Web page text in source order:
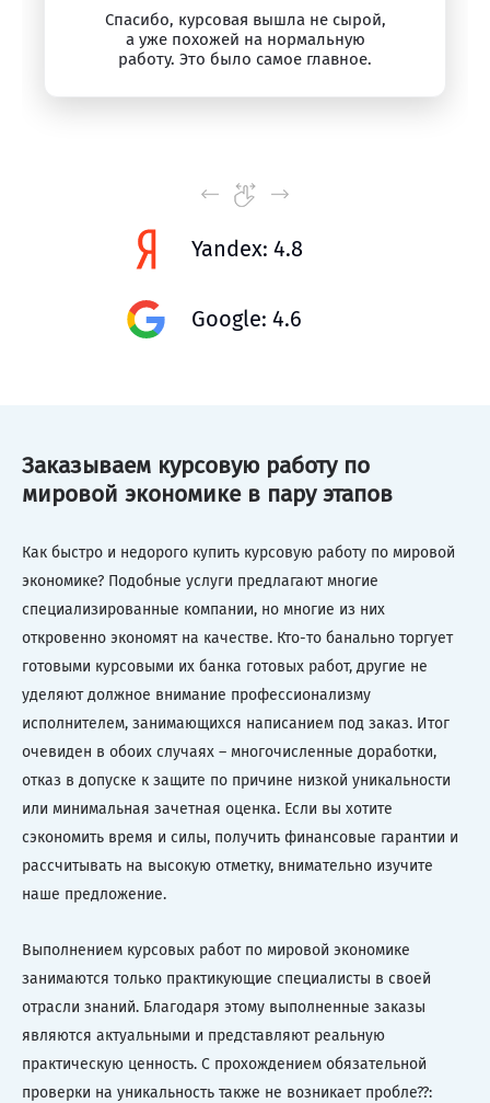
Спасибо, курсовая вышла не сырой,
а уже похожей на нормальную
работу. Это было самое главное.
Yandex: 4.8
Google: 4.6
Заказываем курсовую работу по
мировой экономике в пару этапов
Как быстро и недорого купить курсовую работу по мировой
экономике? Подобные услуги предлагают многие
специализированные компании, но многие из них
откровенно экономят на качестве. Кто-то банально торгует
готовыми курсовыми их банка готовых работ, другие не
уделяют должное внимание профессионализму
исполнителем, занимающихся написанием под заказ. Итог
очевиден в обоих случаях – многочисленные доработки,
отказ в допуске к защите по причине низкой уникальности
или минимальная зачетная оценка. Если вы хотите
сэкономить время и силы, получить финансовые гарантии и
рассчитывать на высокую отметку, внимательно изучите
наше предложение.
Выполнением курсовых работ по мировой экономике
занимаются только практикующие специалисты в своей
отрасли знаний. Благодаря этому выполненные заказы
являются актуальными и представляют реальную
практическую ценность. С прохождением обязательной
проверки на уникальность также не возникает пробле??: